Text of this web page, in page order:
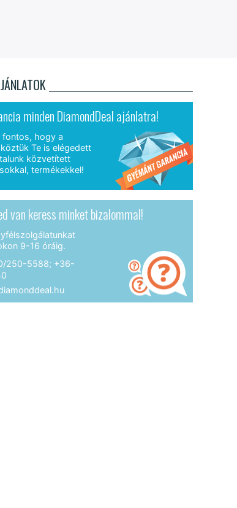
minden DiamondDeal ajánlatra!
fontos, hogy a
Te is elégedett
közvetített
termékekkel!
van keress minket bizalommal!
9-16 óráig.
250-5588; +36-